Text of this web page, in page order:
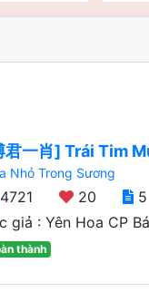
君一肖] Trái Tim
Nhỏ Trong Sương
20 5
giả : Yên Hoa CP
thành